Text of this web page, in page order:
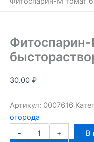
30.00 ₽
Артикул: 0007616
огорода
-
Количество
товара
+
В